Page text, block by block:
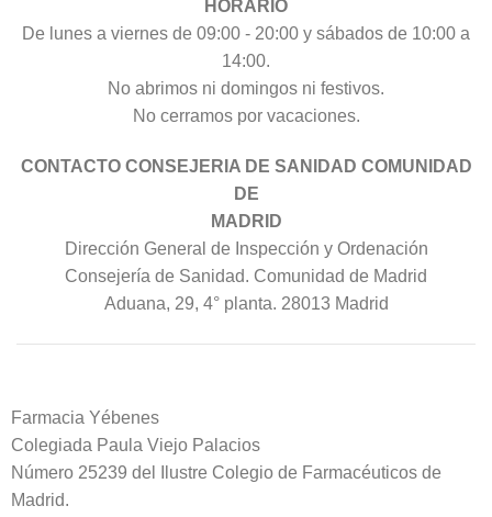
HORARIO
De lunes a viernes de 09:00 - 20:00 y sábados de 10:00 a
14:00.
No abrimos ni domingos ni festivos.
No cerramos por vacaciones.
CONTACTO CONSEJERIA DE SANIDAD COMUNIDAD
DE
MADRID
Dirección General de Inspección y Ordenación
Consejería de Sanidad. Comunidad de Madrid
Aduana, 29, 4° planta. 28013 Madrid
Farmacia Yébenes
Colegiada Paula Viejo Palacios
Número 25239 del Ilustre Colegio de Farmacéuticos de
Madrid.